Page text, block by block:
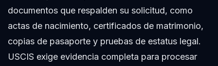
documentos que respalden su solicitud, como
actas de nacimiento, certificados de matrimonio,
copias de pasaporte y pruebas de estatus legal.
USCIS exige evidencia completa para procesar